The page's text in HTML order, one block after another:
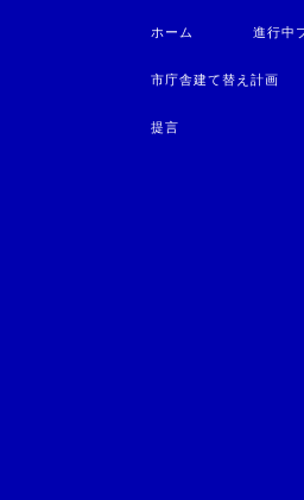
ホーム 進行中
市庁舎建て替え計画
提言